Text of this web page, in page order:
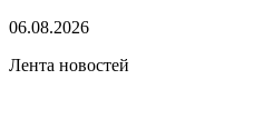
06.08.2026
Лента новостей